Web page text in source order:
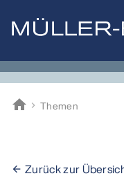
home
Müller-BBM
Themen
arrow_back Zurück zur